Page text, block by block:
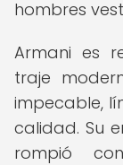
hombres
Armani es
traje
impecable,
calidad. Su
rompió